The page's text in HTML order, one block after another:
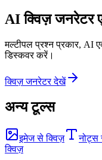
AI क्विज़ जनरेटर
मल्टीपल प्रश्न प्रकार, AI
डिस्कवर करें।
क्विज़ जनरेटर देखें
अन्य टूल्स
इमेज से क्विज़ नोट्स
क्विज़